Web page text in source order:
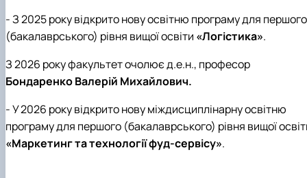
- З 2025 року відкрито нову освітню програму для першого
(бакалаврського) рівня вищої освіти «Логістика».
З 2026 року факультет очолює д.е.н., професор
Бондаренко Валерій Михайлович.
- У 2026 року відкрито нову міждисциплінарну освітню
програму для першого (бакалаврського) рівня вищої
«Маркетинг та технології фуд-сервісу».